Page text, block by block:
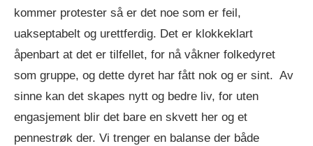
kommer protester så er det noe som er feil,
uakseptabelt og urettferdig. Det er klokkeklart
åpenbart at det er tilfellet, for nå våkner folkedyret
som gruppe, og dette dyret har fått nok og er sint. Av
sinne kan det skapes nytt og bedre liv, for uten
engasjement blir det bare en skvett her og et
pennestrøk der. Vi trenger en balanse der både